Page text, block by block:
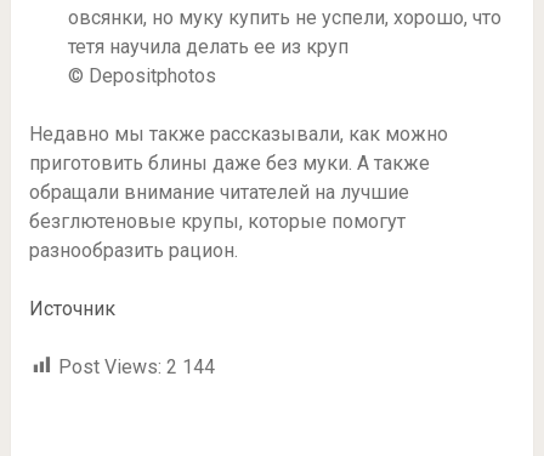
© Depositphotos
Недавно мы также рассказывали, как можно
приготовить блины даже без муки. А также
обращали внимание читателей на лучшие
безглютеновые крупы, которые помогут
разнообразить рацион.
Источник
Post Views: 2 144